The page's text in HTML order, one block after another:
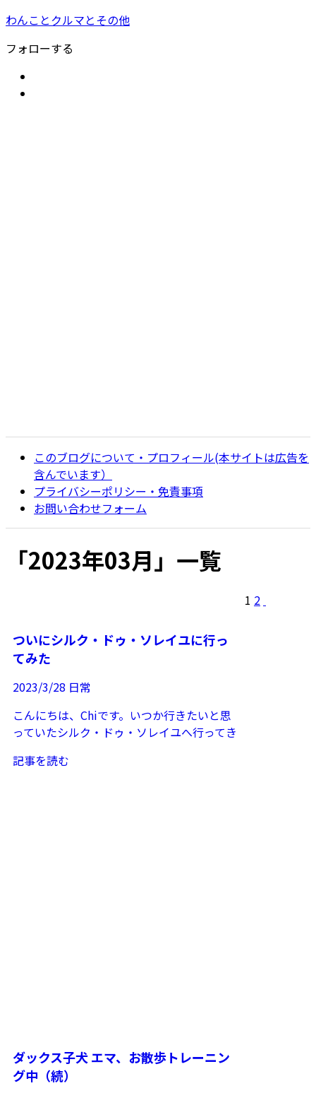
わんことクルマとその他
フォローする
このブログについて・プロフィール(本サイトは広告を
含んでいます）
プライバシーポリシー・免責事項
お問い合わせフォーム
「2023年03月」 一覧
ついにシルク・ドゥ・ソレイユに行っ
てみた
2023/3/28 日常
こんにちは、Chiです。いつか行きたいと思
っていたシルク・ドゥ・ソレイユへ行ってき
る、聞いたことがあ...
記事を読む
ダックス子犬 エマ、お散歩トレーニン
グ中（続）
1 2